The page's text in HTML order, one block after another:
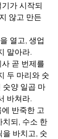
가 시작되
않고 만든
열고, 생업
말아라.
곧 번제를
두 마리와 숫
숫양 일곱 마
바쳐라.
반죽한 고
치되, 수소 한
바치고, 숫